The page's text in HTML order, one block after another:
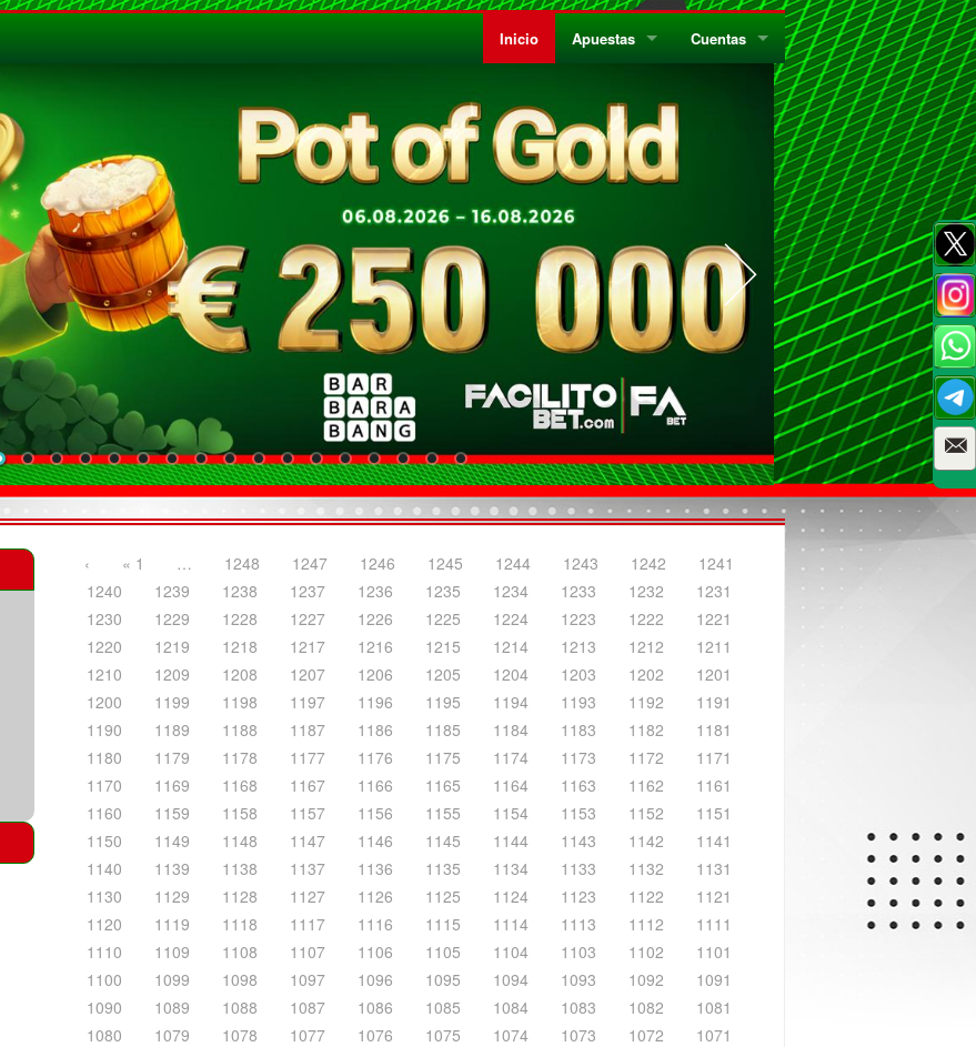
Inicio Apuestas
¿Qué es el Sistema Parley?
Privacidad
Como Jugar Bingo
Cuentas
Preguntas Frecuentes
Reglas Generales
‹ « 1 … 1248 1247 1246 1245 1244 1243 1242
1241
1240
1239 1238 1237 1236 1235 1234 1233 1232
1231
1230
1229 1228 1227 1226 1225 1224 1223 1222
1221
1220
1219 1218 1217 1216 1215 1214 1213 1212
1211
1210
1209 1208 1207 1206 1205 1204 1203 1202
1201
1200
1199 1198 1197 1196 1195 1194 1193 1192
1191
1190
1189 1188 1187 1186 1185 1184 1183 1182
1181
1180
1179 1178 1177 1176 1175 1174 1173 1172
1171
1170
1169 1168 1167 1166 1165 1164 1163 1162
1161
1160
1159 1158 1157 1156 1155 1154 1153 1152
1151
1150
1149 1148 1147 1146 1145 1144 1143 1142
1141
1140
1139 1138 1137 1136 1135 1134 1133 1132
1131
1130
1129 1128 1127 1126 1125 1124 1123 1122
1121
1120
1119 1118 1117 1116 1115 1114 1113 1112
1111
1110
1109 1108 1107 1106 1105 1104 1103 1102
1101
1100
1099 1098 1097 1096 1095 1094 1093 1092
1091
1090
1089 1088 1087 1086 1085 1084 1083 1082
1081
1080
1079 1078 1077 1076 1075 1074 1073 1072
1071